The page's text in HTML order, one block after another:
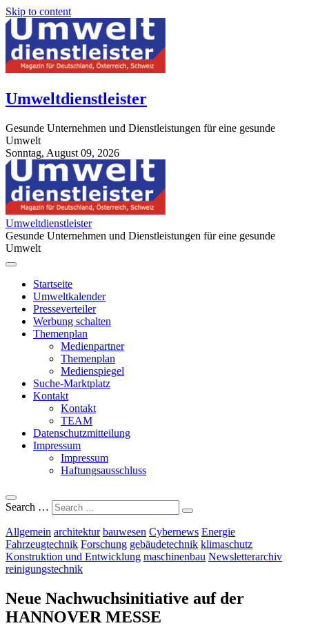
Skip to content
Umweltdienstleister
Gesunde Unternehmen und Dienstleistungen für eine gesunde
Umwelt
Sonntag, August 09, 2026
StuttgartApotheke.com
Umweltdienstleister
Gesunde Unternehmen und Dienstleistungen für eine gesunde
Umwelt
Startseite
Umweltkalender
Presseverteiler
Werbung schalten
Themenplan
Medienpartner
Themenplan
Medienspiegel
Suche-Marktplatz
Kontakt
Kontakt
TEAM
Datenschutzmitteilung
Impressum
Impressum
Haftungsausschluss
Search …
Allgemein architektur bauwesen Cybernews Energie
Fahrzeugtechnik Forschung gebäudetechnik klimaschutz
Konstruktion und Entwicklung maschinenbau Newsletterarchiv
reinigungstechnik
Neue Nachwuchsinitiative auf der
HANNOVER MESSE